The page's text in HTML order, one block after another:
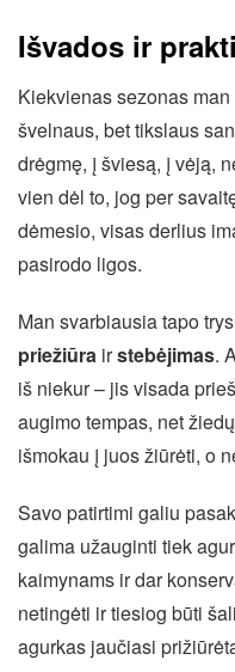
Išvados ir
Kiekvienas sezonas
švelnaus, bet tikslaus
drėgmę, į šviesą, į vėją,
vien dėl to, jog per
dėmesio, visas derlius
pasirodo ligos.
Man svarbiausia tapo
priežiūra irstebėjimas.
iš niekur – jis visada
augimo tempas, net
išmokau į juos žiūrėti, o
Savo patirtimi galiu
galima užauginti tiek
kaimynams ir dar
netingėti ir tiesiog būti
agurkas jaučiasi